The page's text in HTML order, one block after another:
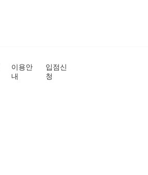
이용안
내
입점신
청